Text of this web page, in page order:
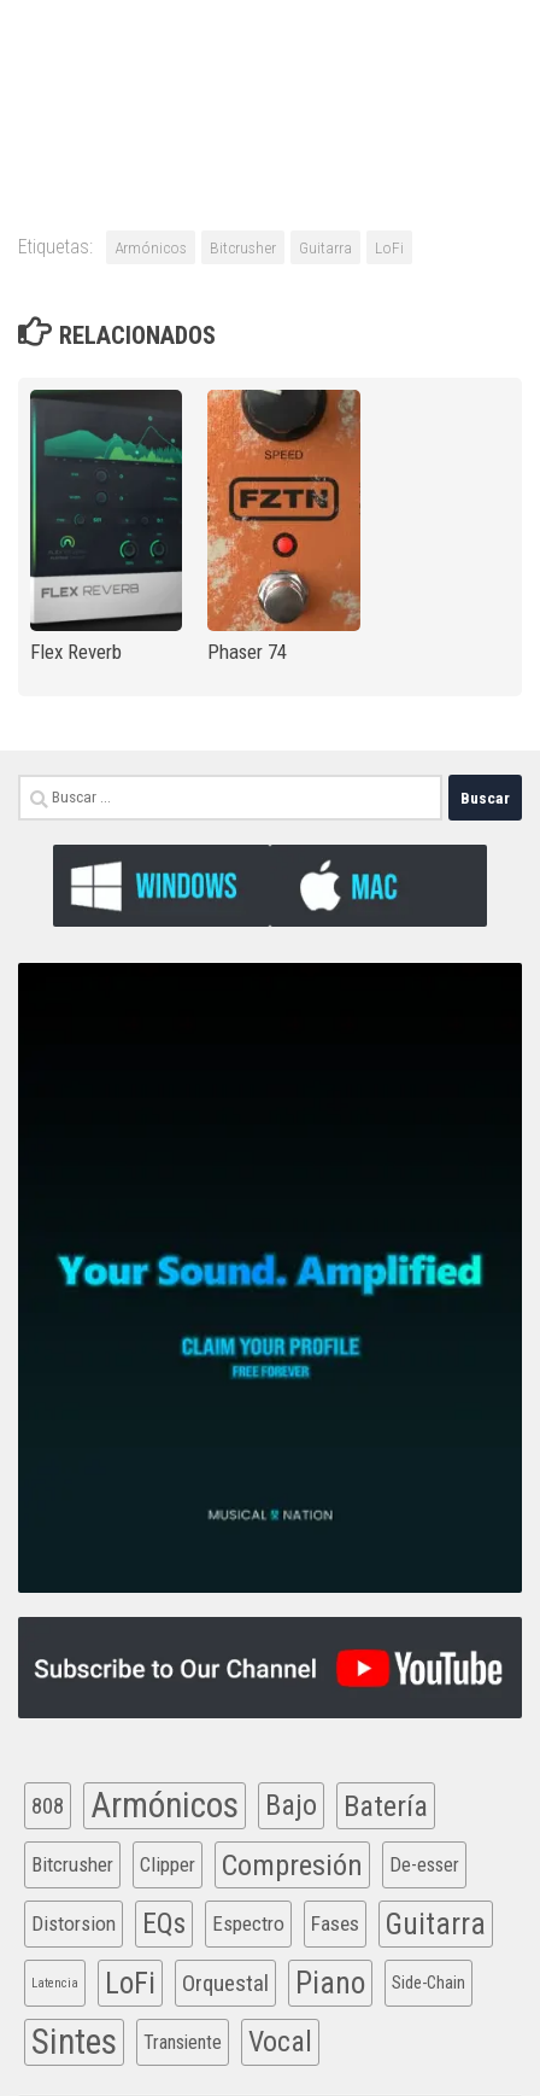
Etiquetas: Armónicos Bitcrusher Guitarra LoFi
RELACIONADOS
Flex Reverb Phaser 74
Buscar:
808 Armónicos Bajo Batería
Bitcrusher Clipper Compresión De-esser
Distorsion EQs Espectro Fases Guitarra
Latencia LoFi Orquestal Piano Side-Chain
Sintes Transiente Vocal